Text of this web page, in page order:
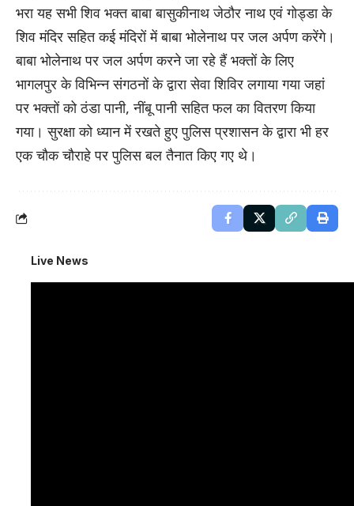
भरा यह सभी शिव भक्त बाबा बासुकीनाथ जेठौर नाथ एवं गोड्डा के
शिव मंदिर सहित कई मंदिरों में बाबा भोलेनाथ पर जल अर्पण करेंगे।
बाबा भोलेनाथ पर जल अर्पण करने जा रहे हैं भक्तों के लिए
भागलपुर के विभिन्न संगठनों के द्वारा सेवा शिविर लगाया गया जहां
पर भक्तों को ठंडा पानी, नींबू पानी सहित फल का वितरण किया
गया। सुरक्षा को ध्यान में रखते हुए पुलिस प्रशासन के द्वारा भी हर
एक चौक चौराहे पर पुलिस बल तैनात किए गए थे।
Live News